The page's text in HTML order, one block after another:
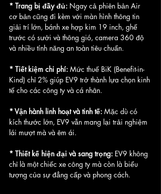
* Trang bị đầy đủ: Ngay cả phiên bản Air
cơ bản cũng đi kèm với màn hình thông tin
giải trí lớn, bánh xe hợp kim 19 inch, ghế
trước có sưởi và thông gió, camera 360 độ
và nhiều tính năng an toàn tiêu chuẩn.
* Tiết kiệm chi phí: Mức thuế BiK (Benefit-in-
Kind) chỉ 2% giúp EV9 trở thành lựa chọn kinh
tế cho các công ty và cá nhân.
* Vận hành linh hoạt và tinh tế: Mặc dù có
kích thước lớn, EV9 vẫn mang lại trải nghiệm
lái mượt mà và êm ái.
* Thiết kế hiện đại và sang trọng: EV9 không
chỉ là một chiếc xe công ty mà còn là biểu
tượng của sự đẳng cấp và phong cách.